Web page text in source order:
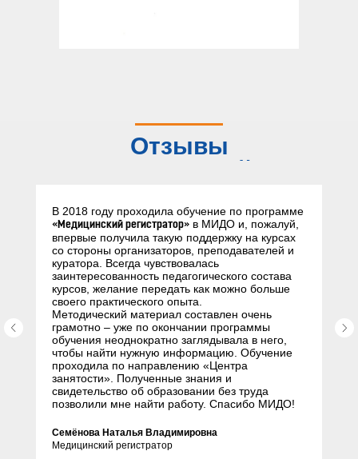
Отзывы
слушателей
В 2018 году проходила обучение по программе
«Медицинский регистратор» в МИДО и, пожалуй,
впервые получила такую поддержку на курсах
со стороны организаторов, преподавателей и
куратора. Всегда чувствовалась
заинтересованность педагогического состава
курсов, желание передать как можно больше
своего практического опыта.
Методический материал составлен очень
грамотно – уже по окончании программы
обучения неоднократно заглядывала в него,
чтобы найти нужную информацию. Обучение
проходила по направлению «Центра
занятости». Полученные знания и
свидетельство об образовании без труда
позволили мне найти работу. Спасибо МИДО!
Семёнова Наталья Владимировна
Медицинский регистратор